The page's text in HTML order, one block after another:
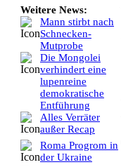
Weitere News:
Mann stirbt nach
Schnecken-
Mutprobe
Die Mongolei
verhindert eine
lupenreine
demokratische
Entführung
Alles Verräter
außer Recap
Roma Progrom in
der Ukraine